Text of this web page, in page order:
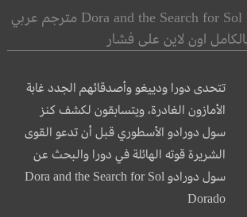
فلم Dora and the Search for Sol Dorado 2025 مترجم عربي
اون لاين على فشار
تتحدى دورا ودييغو وأصدقائهم الجدد غابة
الأمازون الغادرة، ويتسابقون لكشف كنز
سول دورادو الأسطوري قبل أن تدعو القوى
الشريرة قوته الهائلة في دورا والبحث عن
سول دورادو Dora and the Search for Sol
Dorado